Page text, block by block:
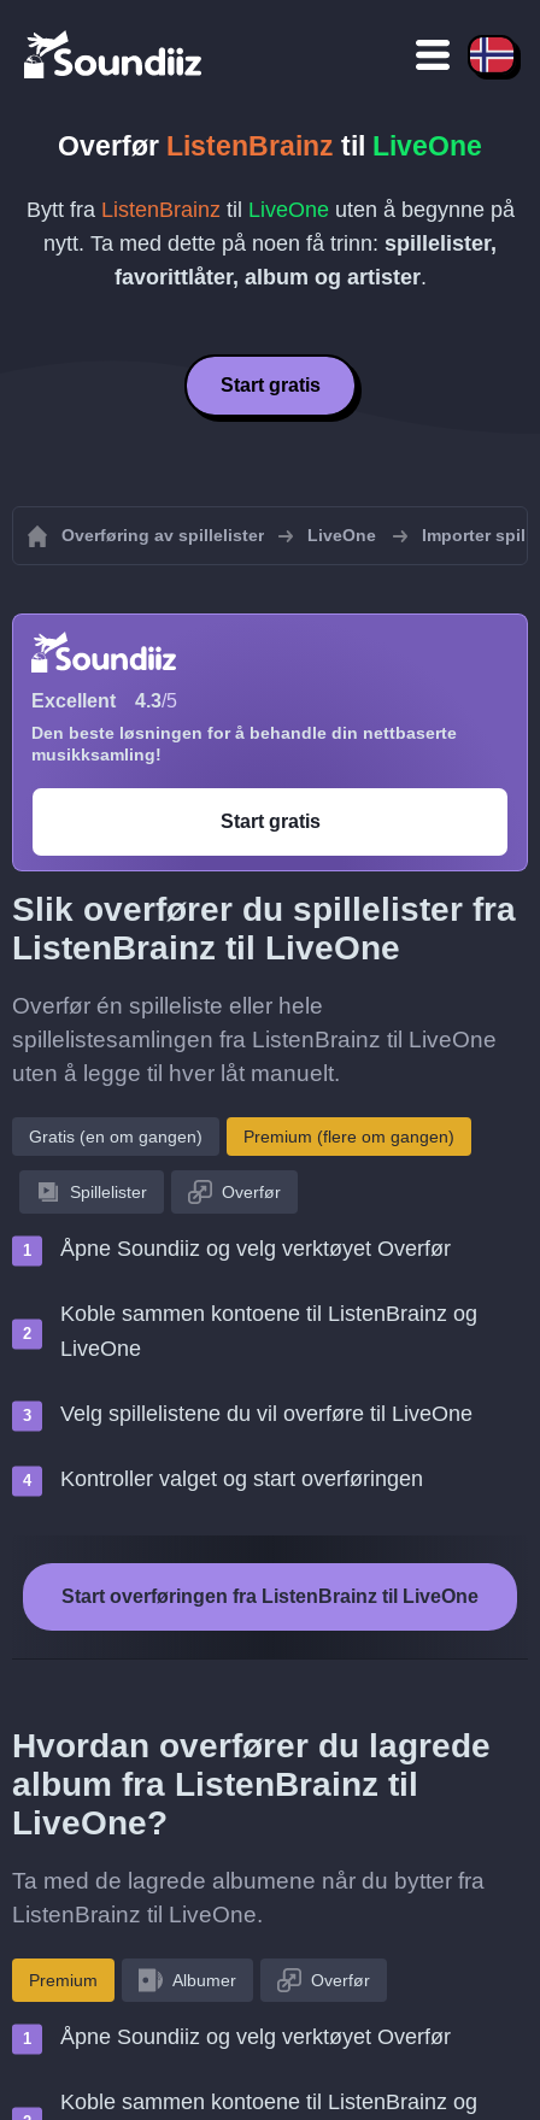
Overfør ListenBrainz til LiveOne
Bytt fra ListenBrainz til LiveOneuten å begynne på
nytt. Ta med dette på noen få trinn: spillelister,
favorittlåter, album og artister.
Start gratis
Overføring av spillelister LiveOne Importer
Excellent 4.3/5
Den beste løsningen for å behandle din nettbaserte
musikksamling!
Start gratis
Slik overfører du spillelister fra
ListenBrainz til LiveOne
Overfør én spilleliste eller hele
spillelistesamlingen fra ListenBrainz til LiveOne
uten å legge til hver låt manuelt.
Gratis (en om gangen) Premium (flere om gangen)
Spillelister Overfør
Åpne Soundiiz og velg verktøyet Overfør
Koble sammen kontoene til ListenBrainz og
LiveOne
Velg spillelistene du vil overføre til LiveOne
Kontroller valget og start overføringen
Start overføringen fra ListenBrainz til LiveOne
Hvordan overfører du lagrede
album fra ListenBrainz til
LiveOne?
Ta med de lagrede albumene når du bytter fra
ListenBrainz til LiveOne.
Premium Albumer Overfør
Åpne Soundiiz og velg verktøyet Overfør
Koble sammen kontoene til ListenBrainz og